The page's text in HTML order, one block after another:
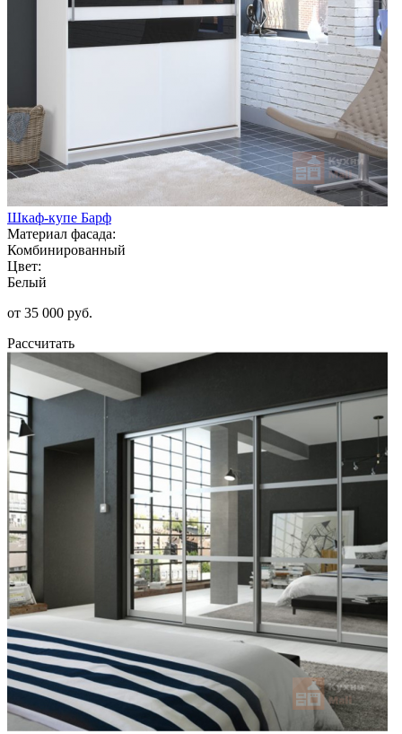
Шкаф-купе Барф
Материал фасада:
Комбинированный
Цвет:
Белый
от 35 000 руб.
Рассчитать